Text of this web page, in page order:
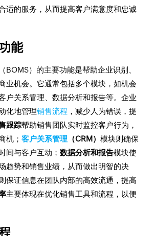
适的服务，从而提高客户满意度和忠诚
能
BOMS）的主要功能是帮助企业识别、
业机会。它通常包括多个模块，如机会
户关系管理、数据分析和报告等。企业
化地管理销售流程 ，减少人为错误，提
跟踪帮助销售团队实时监控客户行为，
机；客户关系管理 （CRM）模块则确保
间与客户互动；数据分析和报告模块使
趋势和销售业绩，从而做出明智的决
保证信息在团队内部的高效流通，提高
主要体现在优化销售工具和流程，以便